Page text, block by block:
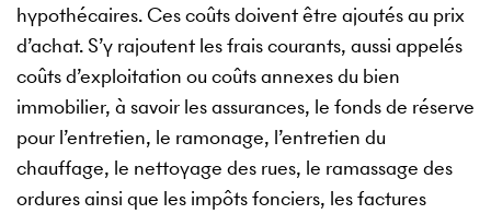
hypothécaires. Ces coûts doivent être ajoutés au prix
d’achat. S’y rajoutent les frais courants, aussi appelés
coûts d’exploitation ou coûts annexes du bien
immobilier, à savoir les assurances, le fonds de réserve
pour l’entretien, le ramonage, l’entretien du
chauffage, le nettoyage des rues, le ramassage des
ordures ainsi que les impôts fonciers, les factures